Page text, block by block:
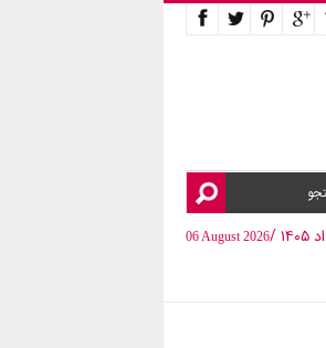
06 August 2026